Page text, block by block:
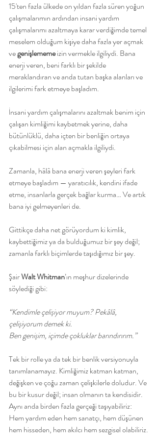
15'ten fazla ülkede on yıldan fazla süren yoğun
çalışmalarımın ardından insani yardım
çalışmalarımı azaltmaya karar verdiğimde temel
meselem olduğum kişiye daha fazla yer açmak
ve genişlememe izin vermekle ilgiliydi. Bana
enerji veren, beni farklı bir şekilde
meraklandıran ve anda tutan başka alanları ve
ilgilerimi fark etmeye başladım.
İnsani yardım çalışmalarını azaltmak benim için
çalışan kimliğimi kaybetmek yerine, daha
bütünlüklü, daha içten bir benliğin ortaya
çıkabilmesi için alan açmakla ilgiliydi.
Zamanla, hâlâ bana enerji veren şeyleri fark
etmeye başladım — yaratıcılık, kendini ifade
etme, insanlarla gerçek bağlar kurma… Ve artık
bana iyi gelmeyenleri de.
Gittikçe daha net görüyordum ki kimlik,
kaybettiğimiz ya da bulduğumuz bir şey değil;
zamanla farklı biçimlerde taşıdığımız bir şey.
Şair Walt Whitman’ın meşhur dizelerinde
söylediği gibi:
“Kendimle çelişiyor muyum? Pekâlâ,
çelişiyorum demek ki.
Ben genişim, içimde çokluklar barındırırım.”
Tek bir rolle ya da tek bir benlik versiyonuyla
tanımlanamayız. Kimliğimiz katman katman,
değişken ve çoğu zaman çelişkilerle doludur. Ve
bu bir kusur değil; insan olmanın ta kendisidir.
Aynı anda birden fazla gerçeği taşıyabiliriz:
Hem yardım eden hem sanatçı, hem düşünen
hem hisseden, hem akılcı hem sezgisel olabiliriz.